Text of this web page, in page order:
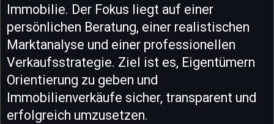
Immobilie. Der Fokus liegt auf einer
persönlichen Beratung, einer realistischen
Marktanalyse und einer professionellen
Verkaufsstrategie. Ziel ist es, Eigentümern
Orientierung zu geben und
Immobilienverkäufe sicher, transparent und
erfolgreich umzusetzen.